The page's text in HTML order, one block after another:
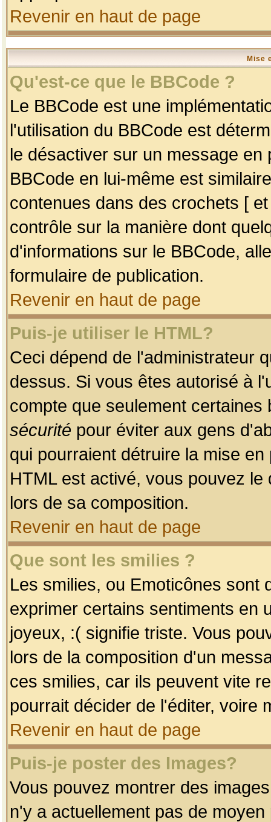
Revenir en haut de page
Mise
Qu'est-ce que le BBCode ?
Le BBCode est une
l'utilisation du BBCode est
le désactiver sur un message
BBCode en lui-même est
contenues dans des crochets [
contrôle sur la manière dont
d'informations sur le BBCode,
formulaire de publication.
Revenir en haut de page
Puis-je utiliser le HTML?
Ceci dépend de l'administrateur
dessus. Si vous êtes autorisé à
compte que seulement
sécurité pour éviter aux gens
qui pourraient détruire la mise
HTML est activé, vous pouvez
lors de sa composition.
Revenir en haut de page
Que sont les smilies ?
Les smilies, ou Emoticônes sont
exprimer certains sentiments en
joyeux, :( signifie triste. Vous
lors de la composition d'un
ces smilies, car ils peuvent vite
pourrait décider de l'éditer, voire
Revenir en haut de page
Puis-je poster des Images?
Vous pouvez montrer des
n'y a actuellement pas de